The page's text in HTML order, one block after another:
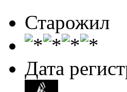
Старожил
Дата